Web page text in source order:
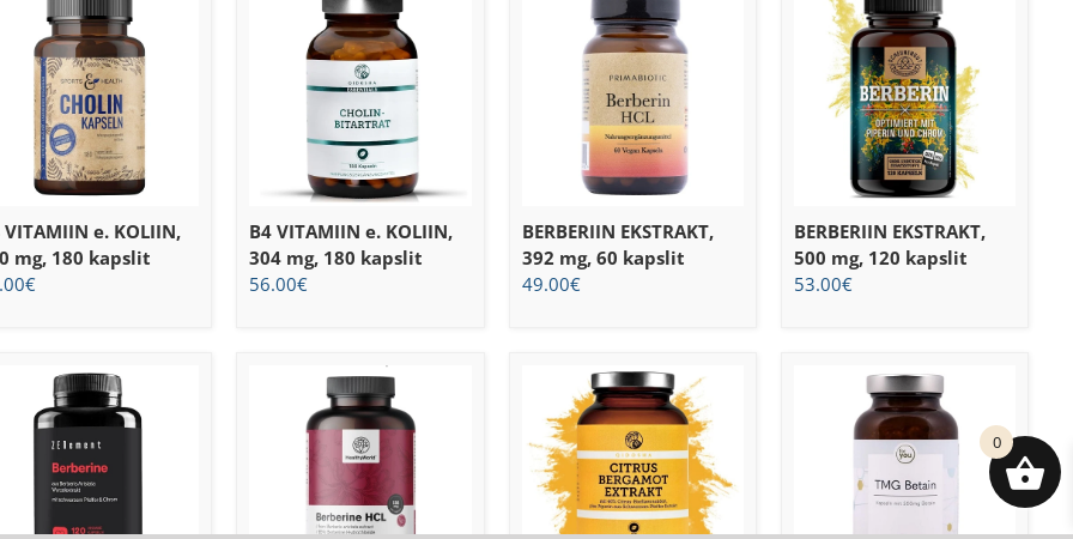
VITAMIIN e. KOLIIN,
mg, 180 kapslit
€
B4 VITAMIIN e. KOLIIN,
304 mg, 180 kapslit
56.00€
BERBERIIN EKSTRAKT,
392 mg, 60 kapslit
49.00€
BERBERIIN EKSTRAKT,
500 mg, 120 kapslit
53.00€
0